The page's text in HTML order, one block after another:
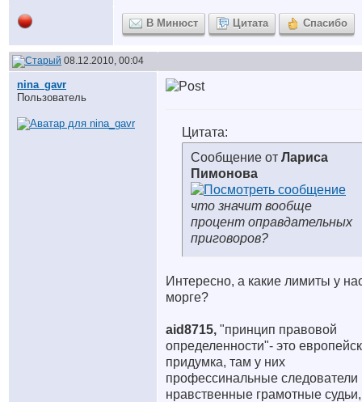
В Минюст Цитата Спасибо
08.12.2010, 00:04
nina_gavr
Пользователь
Цитата:
Сообщение от Лариса
Пимонова
что значит вообще
процент оправдательных
приговоров?
Интересно, а какие лимиты у
морге?
aid8715, "принцип правовой
определенности"- это
придумка, там у них
профессинальные следователи
нравственные грамотные судьи,